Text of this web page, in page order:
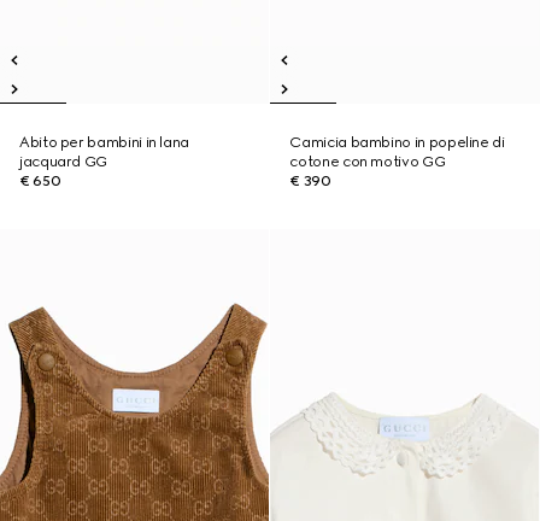
Abito per bambini in lana
jacquard GG
€ 650
Camicia bambino in popeline di
cotone con motivo GG
€ 390